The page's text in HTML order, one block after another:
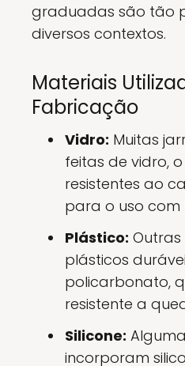
graduadas são tão
diversos contextos.
Materiais
Fabricação
Vidro: Muitas
feitas de vidro,
resistentes ao
para o uso com
Plástico:
plásticos
policarbonato,
resistente a
Silicone:
incorporam